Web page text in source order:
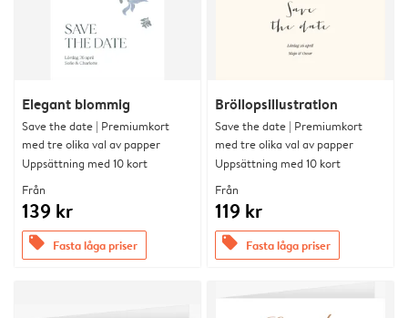
Elegant blommig
Save the date | Premiumkort
med tre olika val av papper
Uppsättning med 10 kort
Från
139 kr
offers Fasta låga priser
Bröllopsillustration
Save the date | Premiumkort
med tre olika val av papper
Uppsättning med 10 kort
Från
119 kr
offers Fasta låga priser